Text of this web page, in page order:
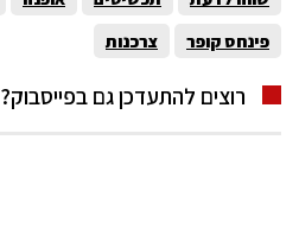
פינחס קופר
צרכנות
רוצים להתעדכן גם בפייסבוק?